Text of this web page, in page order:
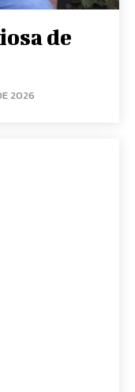
de
2026